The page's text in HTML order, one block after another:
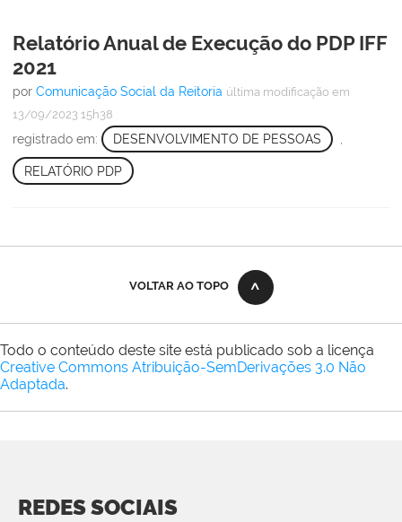
Relatório Anual de Execução do PDP IFF
2021
por Comunicação Social da Reitoria última modificação em
13/09/2023 15h38
registrado em: DESENVOLVIMENTO DE PESSOAS
RELATÓRIO PDP
VOLTAR AO TOPO
Todo o conteúdo deste site está publicado sob a licença
Creative Commons Atribuição-SemDerivações 3.0 Não
Adaptada.
REDES SOCIAIS